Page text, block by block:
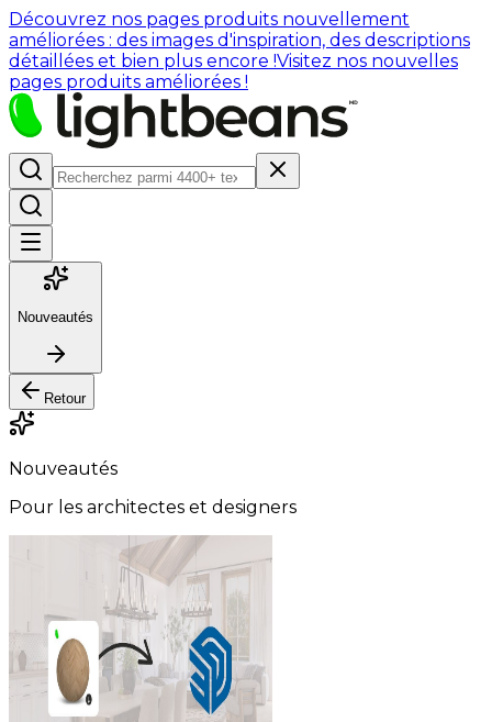
Découvrez nos pages produits nouvellement
améliorées : des images d'inspiration, des descriptions
détaillées et bien plus encore !Visitez nos nouvelles
pages produits améliorées !
Nouveautés
Retour
Nouveautés
Pour les architectes et designers